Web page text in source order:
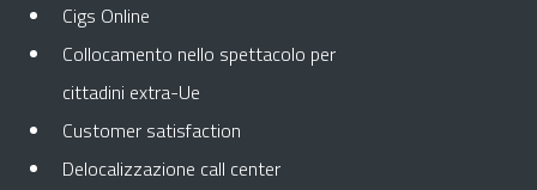
Cigs Online
Collocamento nello spettacolo per
cittadini extra-Ue
Customer satisfaction
Delocalizzazione call center